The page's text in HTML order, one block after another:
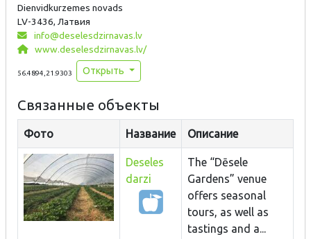
Dienvidkurzemes novads
LV-3436, Латвия
info@deselesdzirnavas.lv
www.deselesdzirnavas.lv/
56.4894,21.9303 Открыть
Связанные объекты
Фото Название Описание
Deseles
darzi
The “Dēsele
Gardens” venue
offers seasonal
tours, as well as
tastings and a...